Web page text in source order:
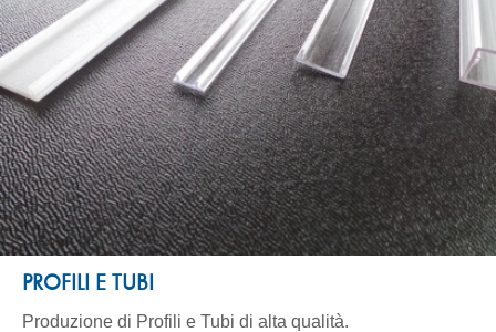
PROFILI E TUBI
Produzione di Profili e Tubi di alta qualità.